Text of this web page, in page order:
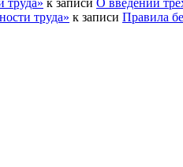
труда» к записи О введении
труда» к записи Правила